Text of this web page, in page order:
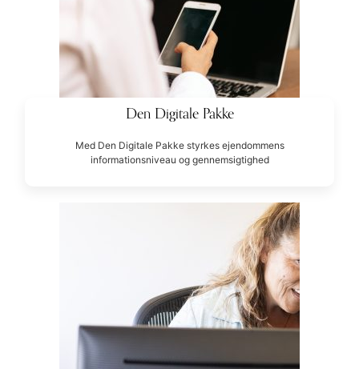
Den Digitale Pakke
Med Den Digitale Pakke styrkes ejendommens
informationsniveau og gennemsigtighed